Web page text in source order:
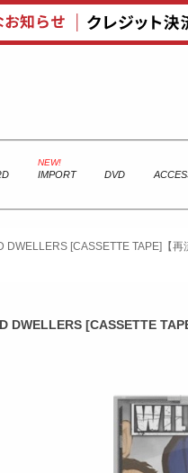
IMPORT DVD
[CASSETTE TAPE]【再
[CASSETTE